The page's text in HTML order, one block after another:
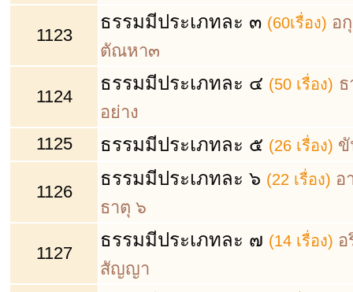
1123
ธรรมมีประเภทละ ๓ (60เรื่อง) อ
ตัณหา๓
1124
ธรรมมีประเภทละ ๔ (50 เรื่อง)
อย่าง
1125
ธรรมมีประเภทละ ๕ (26 เรื่อง)
1126
ธรรมมีประเภทละ ๖ (22 เรื่อง) อ
ธาตุ ๖
1127
ธรรมมีประเภทละ ๗ (14 เรื่อง)
สัญญา